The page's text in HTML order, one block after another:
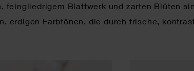
feingliedrigem Blattwerk und zarten Blüten
erdigen Farbtönen, die durch frische,